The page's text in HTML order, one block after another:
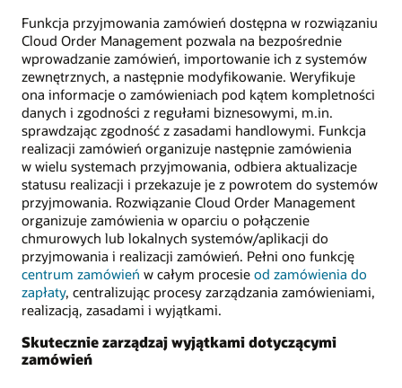
Funkcja przyjmowania zamówień dostępna w rozwiązaniu
Cloud Order Management pozwala na bezpośrednie
wprowadzanie zamówień, importowanie ich z systemów
zewnętrznych, a następnie modyfikowanie. Weryfikuje
ona informacje o zamówieniach pod kątem kompletności
danych i zgodności z regułami biznesowymi, m.in.
sprawdzając zgodność z zasadami handlowymi. Funkcja
realizacji zamówień organizuje następnie zamówienia
w wielu systemach przyjmowania, odbiera aktualizacje
statusu realizacji i przekazuje je z powrotem do systemów
przyjmowania. Rozwiązanie Cloud Order Management
organizuje zamówienia w oparciu o połączenie
chmurowych lub lokalnych systemów/aplikacji do
przyjmowania i realizacji zamówień. Pełni ono funkcję
centrum zamówień w całym procesie od zamówienia do
zapłaty, centralizując procesy zarządzania zamówieniami,
realizacją, zasadami i wyjątkami.
Skutecznie zarządzaj wyjątkami dotyczącymi
zamówień